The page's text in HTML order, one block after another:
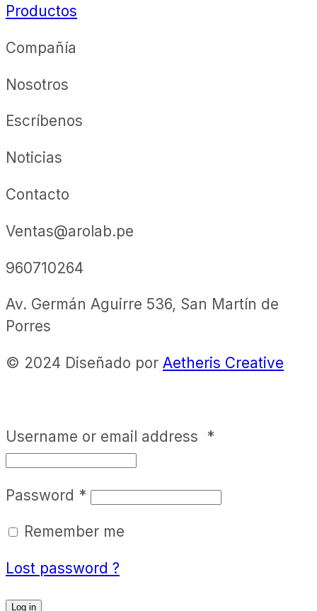
Productos
Compañía
Nosotros
Escríbenos
Noticias
Contacto
Ventas@arolab.pe
960710264
Av. Germán Aguirre 536, San Martín de
Porres
© 2024 Diseñado por Aetheris Creative
Username or email address *
Password *
Remember me
Lost password ?
Log in